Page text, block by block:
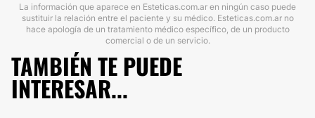
La información que aparece en Esteticas.com.ar en ningún caso puede
sustituir la relación entre el paciente y su médico. Esteticas.com.ar no
hace apología de un tratamiento médico específico, de un producto
comercial o de un servicio.
TAMBIÉN TE PUEDE
INTERESAR...